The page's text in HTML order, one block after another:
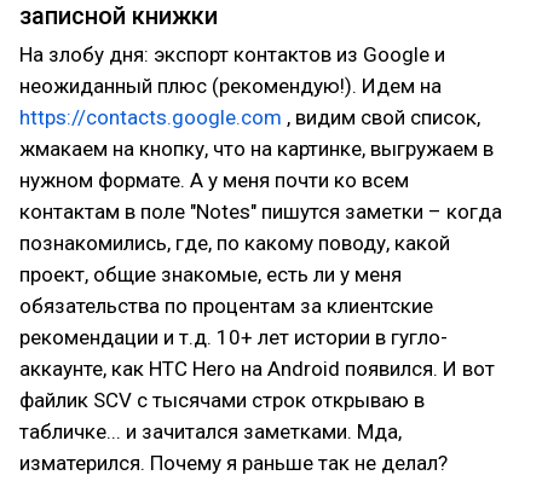
записной книжки
На злобу дня: экспорт контактов из Google и
неожиданный плюс (рекомендую!). Идем на
https://contacts.google.com , видим свой список,
жмакаем на кнопку, что на картинке, выгружаем в
нужном формате. А у меня почти ко всем
контактам в поле "Notes" пишутся заметки – когда
познакомились, где, по какому поводу, какой
проект, общие знакомые, есть ли у меня
обязательства по процентам за клиентские
рекомендации и т.д. 10+ лет истории в гугло-
аккаунте, как HTC Hero на Android появился. И вот
файлик SCV с тысячами строк открываю в
табличке... и зачитался заметками. Мда,
изматерился. Почему я раньше так не делал?